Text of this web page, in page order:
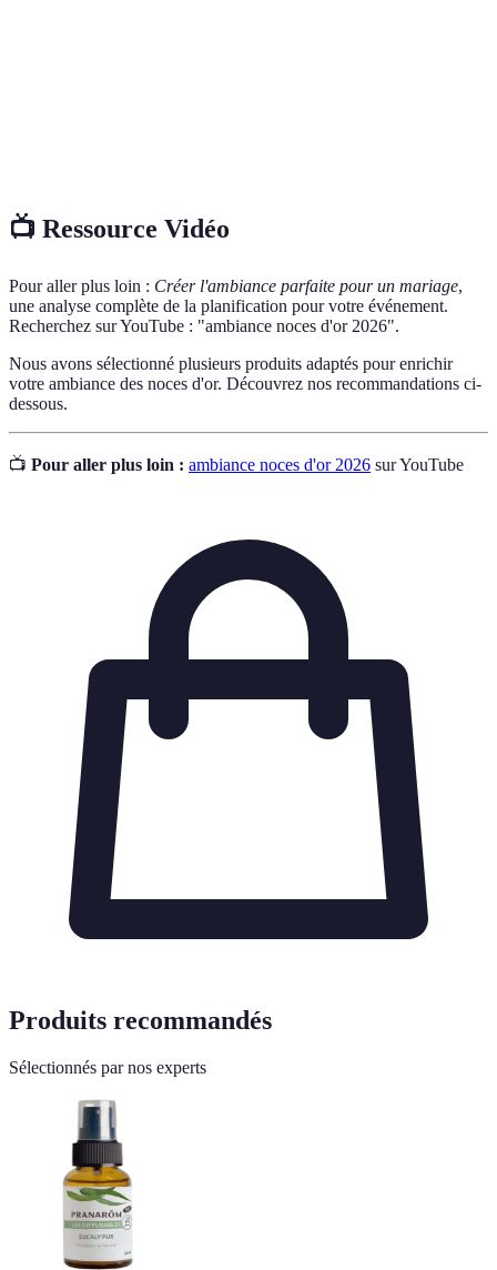
📺 Ressource Vidéo
Pour aller plus loin : Créer l'ambiance parfaite pour un mariage,
une analyse complète de la planification pour votre événement.
Recherchez sur YouTube : "ambiance noces d'or 2026".
Nous avons sélectionné plusieurs produits adaptés pour enrichir
votre ambiance des noces d'or. Découvrez nos recommandations ci-
dessous.
📺 Pour aller plus loin : ambiance noces d'or 2026 sur YouTube
Produits recommandés
Sélectionnés par nos experts